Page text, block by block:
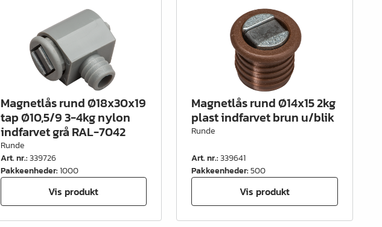
Magnetlås rund Ø18x30x19
tap Ø10,5/9 3-4kg nylon
indfarvet grå RAL-7042
Runde
Art. nr.:339726
Pakkeenheder:1000
Vis produkt
Magnetlås rund Ø14x15 2kg
plast indfarvet brun u/blik
Runde
Art. nr.:339641
Pakkeenheder:500
Vis produkt